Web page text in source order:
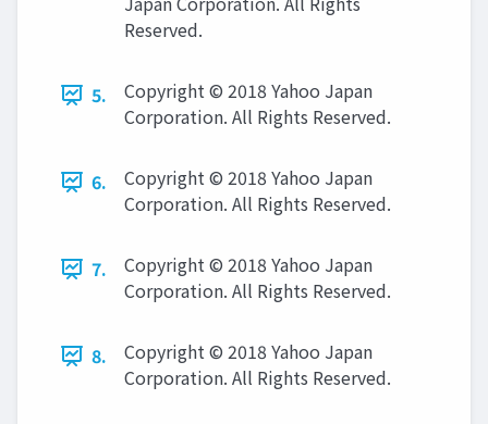
Reserved.
5.
Copyright © 2018 Yahoo Japan
Corporation. All Rights Reserved.
6.
Copyright © 2018 Yahoo Japan
Corporation. All Rights Reserved.
7.
Copyright © 2018 Yahoo Japan
Corporation. All Rights Reserved.
8.
Copyright © 2018 Yahoo Japan
Corporation. All Rights Reserved.